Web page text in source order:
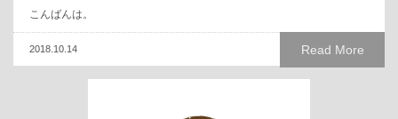
こんばんは。
Read More
2018.10.14